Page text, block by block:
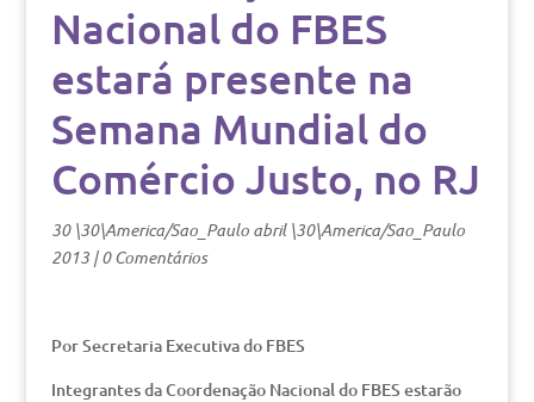
Nacional do FBES
estará presente na
Semana Mundial do
Comércio Justo, no RJ
30 \30\America/Sao_Paulo abril \30\America/Sao_Paulo
2013|0 Comentários
Por Secretaria Executiva do FBES
Integrantes da Coordenação Nacional do FBES estarão